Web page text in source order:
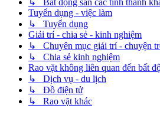
Tuyển dụng - việc làm
↳ Tuyển dụng
Giải trí - chia sẻ - kinh nghiệm
↳ Chuyên mục giải trí - chuyện
↳ Chia sẻ kinh nghiệm
Rao vặt không liên quan đến bất
↳ Dịch vụ - du lịch
↳ Đồ điện tử
↳ Rao vặt khác